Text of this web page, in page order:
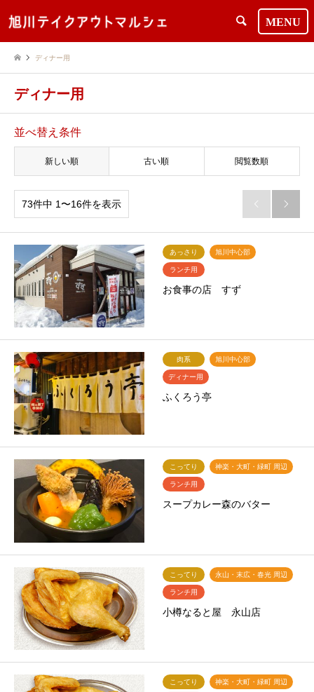
検索
ディナー用
ディナー用
並べ替え条件
新しい順 古い順 閲覧数順
73件中 1〜16件を表示  
あっさり 旭川中心部
ランチ用
お食事の店 すず
肉系 旭川中心部
ディナー用
ふくろう亭
こってり 神楽・大町・緑町 周辺
ランチ用
スープカレー森のバター
こってり 永山・末広・春光 周辺
ランチ用
小樽なると屋 永山店
こってり 神楽・大町・緑町 周辺